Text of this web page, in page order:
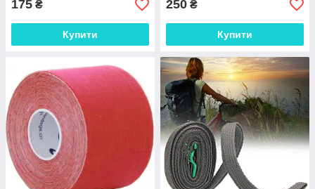
175 ₴
Купити
250 ₴
Купити